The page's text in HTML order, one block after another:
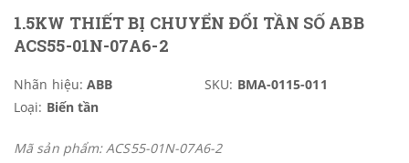
1.5KW THIẾT BỊ CHUYỂN ĐỔI TẦN SỐ ABB
ACS55-01N-07A6-2
Nhãn hiệu: ABB SKU: BMA-0115-011
Loại: Biến tần
Mã sản phẩm: ACS55-01N-07A6-2